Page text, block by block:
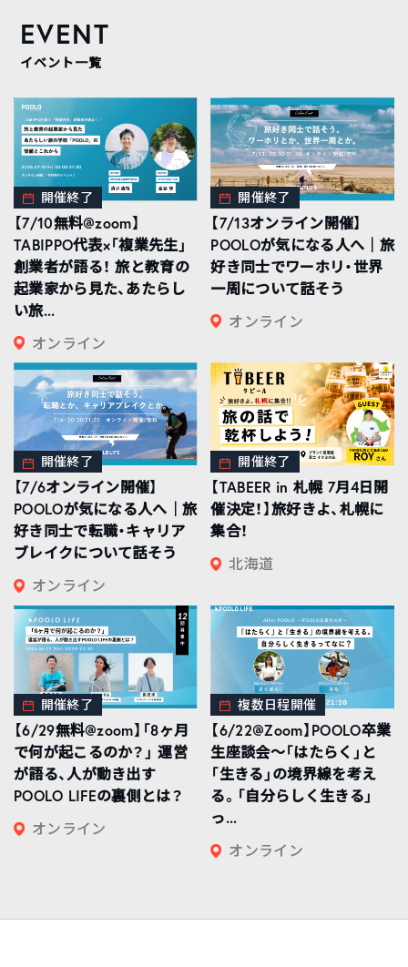
EVENT
イベント一覧
開催終了
【7/10無料@zoom】
TABIPPO代表×「複業先生」
創業者が語る！ 旅と教育の
起業家から見た、あたらし
い旅...
オンライン
開催終了
【7/13オンライン開催】
POOLOが気になる人へ｜旅
好き同士でワーホリ・世界
一周について話そう
オンライン
開催終了
【7/6オンライン開催】
POOLOが気になる人へ｜旅
好き同士で転職・キャリア
ブレイクについて話そう
オンライン
開催終了
【TABEER in 札幌 7月4日開
催決定！】旅好きよ、札幌に
集合！
北海道
開催終了
【6/29無料@zoom】「8ヶ月
で何が起こるのか？」 運営
が語る、人が動き出す
POOLO LIFEの裏側とは？
オンライン
複数日程開催
【6/22@Zoom】POOLO卒業
生座談会〜「はたらく」と
「生きる」の境界線を考え
る。「自分らしく生きる」
っ...
オンライン